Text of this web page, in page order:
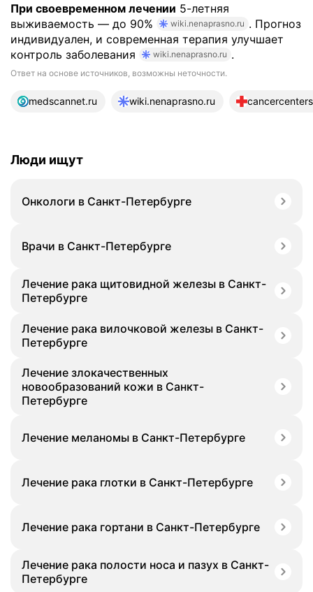
При своевременном лечении 5-летняя
выживаемость — до 90%
wiki.nenaprasno.ru . Прогноз
индивидуален, и современная терапия улучшает
контроль заболевания
wiki.nenaprasno.ru .
Ответ на основе источников, возможны неточности.
13 источников
medscannet.ru wiki.nenaprasno.ru
Люди ищут
Онкологи в Санкт-Петербурге
Врачи в Санкт-Петербурге
Лечение рака щитовидной железы в Санкт-
Петербурге
Лечение рака вилочковой железы в Санкт-
Петербурге
Лечение злокачественных
новообразований кожи в Санкт-
Петербурге
Лечение меланомы в Санкт-Петербурге
Лечение рака глотки в Санкт-Петербурге
Лечение рака гортани в Санкт-Петербурге
Лечение рака полости носа и пазух в Санкт-
Петербурге